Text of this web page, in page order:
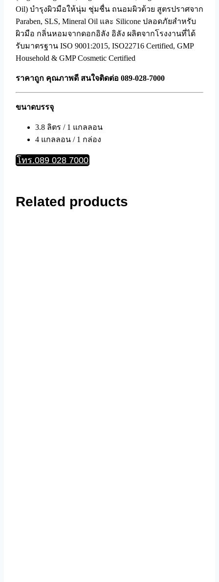
Oil) บำรุงผิวมือให้นุ่ม ชุ่มชื่น ถนอมผิวด้วย สูตรปราศจาก
Paraben, SLS, Mineral Oil และ Silicone ปลอดภัยสำหรับ
ผิวมือ กลิ่นหอมจากดอกอิลัง อิลัง ผลิตจากโรงงานที่ได้
รับมาตรฐาน ISO 9001:2015, ISO22716 Certified, GMP
Household & GMP Cosmetic Certified
ราคาถูก คุณภาพดี สนใจติดต่อ 089-028-7000
ขนาดบรรจุ
3.8 ลิตร / 1 แกลลอน
4 แกลลอน / 1 กล่อง
โทร.089 028 7000
Related products